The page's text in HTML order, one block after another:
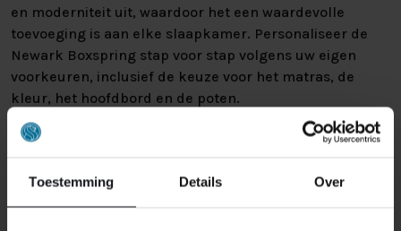
Toestemming Details Over
en moderniteit uit, waardoor het een waardevolle
toevoeging is aan elke slaapkamer. Personaliseer de
Newark Boxspring stap voor stap volgens uw eigen
voorkeuren, inclusief de keuze voor het matras, de
kleur, het hoofdbord en de poten.
De Boxen
Ervaar maximaal slaapcomfort dankzij de pocketvering
boxen van de Newark Boxspring. De overvloedige losse